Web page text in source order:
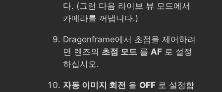
다. (그런 다음 라이브 뷰 모드에서
카메라를 꺼냅니다.)
Dragonframe에서 초점을 제어하려
면 렌즈의 초점 모드 를 AF 로 설정
하십시오.
자동 이미지 회전 을 OFF 로 설정합